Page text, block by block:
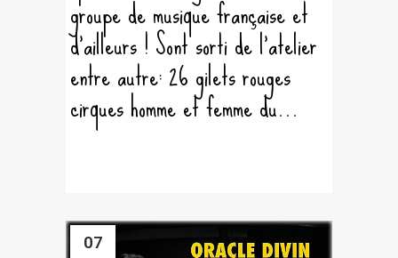
groupe de musique française et
d'ailleurs ! Sont sorti de l'atelier
entre autre: 26 gilets rouges
cirques homme et femme du...
07